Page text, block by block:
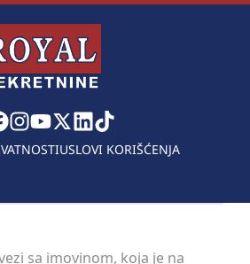
USLOVI KORIŠĆENJA
sa imovinom, koja je na